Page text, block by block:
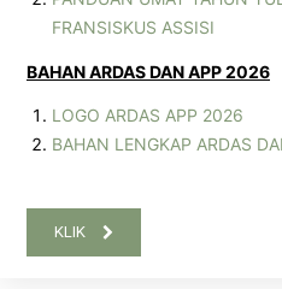
FRANSISKUS ASSISI
BAHAN ARDAS DAN APP 2026
LOGO ARDAS APP 2026
BAHAN LENGKAP ARDAS
KLIK